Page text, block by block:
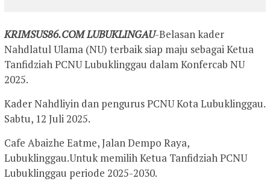
KRIMSUS86.COM LUBUKLINGAU-Belasan kader
Nahdlatul Ulama (NU) terbaik siap maju sebagai Ketua
Tanfidziah PCNU Lubuklinggau dalam Konfercab NU
2025.
Kader Nahdliyin dan pengurus PCNU Kota Lubuklinggau.
Sabtu, 12 Juli 2025.
Cafe Abaizhe Eatme, Jalan Dempo Raya,
Lubuklinggau.Untuk memilih Ketua Tanfidziah PCNU
Lubuklinggau periode 2025-2030.